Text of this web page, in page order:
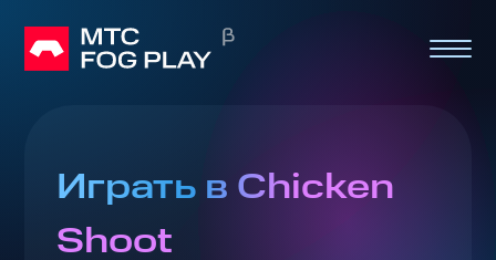
Играть в Chicken
Shoot